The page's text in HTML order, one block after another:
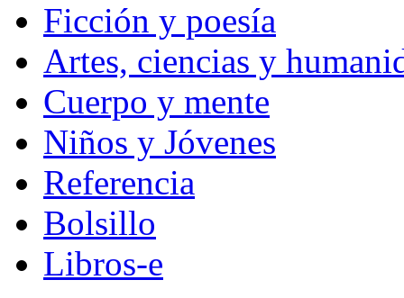
Ficción y poesía
Artes, ciencias y
Cuerpo y mente
Niños y Jóvenes
Referencia
Bolsillo
Libros-e